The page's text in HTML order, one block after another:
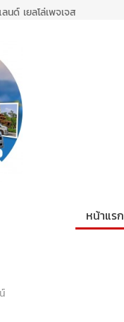
นด์ เยลโล่เพจเจส
หน้าแรก